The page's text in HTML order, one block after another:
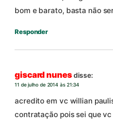
bom e barato, basta não
Responder
giscard nunesdisse:
11 de julho de 2014 às 21:34
acredito em vc willian
contratação pois sei que